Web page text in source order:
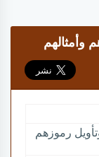
وأمثالهم
رموزهم